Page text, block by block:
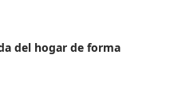
del hogar de forma